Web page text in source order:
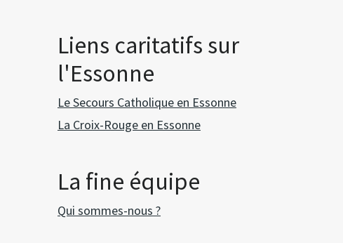
Liens caritatifs sur
l'Essonne
Le Secours Catholique en Essonne
La Croix-Rouge en Essonne
La fine équipe
Qui sommes-nous ?